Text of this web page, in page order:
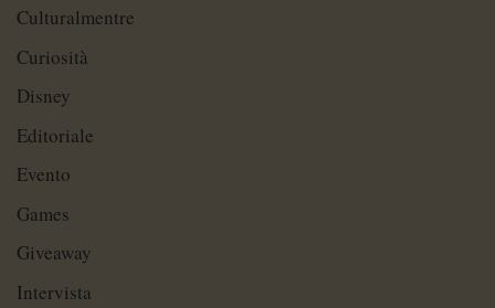
Culturalmentre
Curiosità
Disney
Editoriale
Evento
Games
Giveaway
Intervista